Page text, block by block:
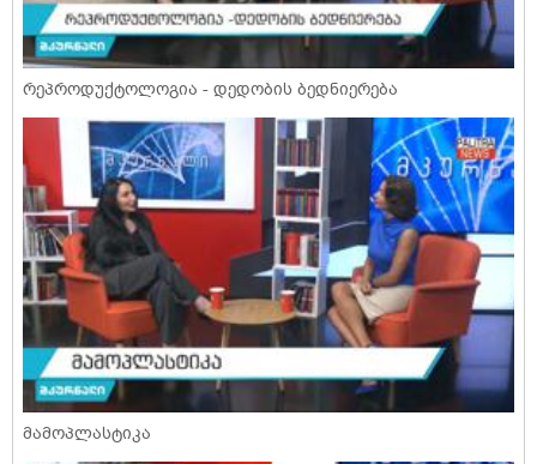
რეპროდუქტოლოგია - დედობის ბედნიერება
მამოპლასტიკა